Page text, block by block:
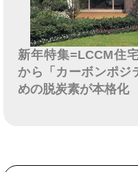
新年特集=LCCM住
から「カーボンポジ
めの脱炭素が本格化